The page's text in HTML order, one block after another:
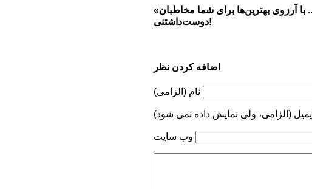
«کوه‌نوشت» همیشه و همیشه رهین محبت‌ها و عنایت‌های شما گرامیان بوده و هست ... با آرزوی بهترین‌ها برای شما مخاطبان
دوست‌داشتنی!
اضافه کردن نظر
نام (الزامی)
ایمیل (الزامی، ولی نمایش داده نمی شود)
وب سایت